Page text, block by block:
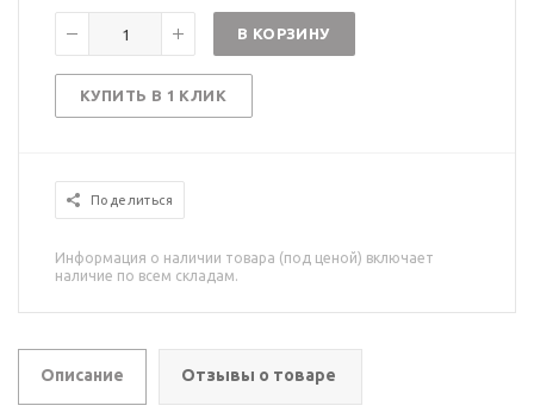
В КОРЗИНУ
КУПИТЬ В 1 КЛИК
Поделиться
Информация о наличии товара (под ценой) включает
наличие по всем складам.
Описание Отзывы о товаре